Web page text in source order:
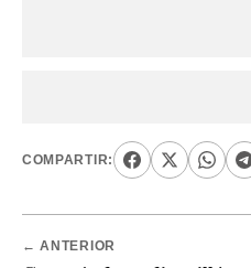
COMPARTIR:
← ANTERIOR